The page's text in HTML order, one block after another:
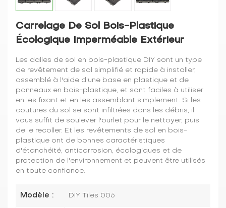
Carrelage De Sol Bois-Plastique
Écologique Imperméable Extérieur
Les dalles de sol en bois-plastique DIY sont un type
de revêtement de sol simplifié et rapide à installer,
assemblé à l'aide d'une base en plastique et de
panneaux en bois-plastique, et sont faciles à utiliser
en les fixant et en les assemblant simplement. Si les
coutures du sol se sont infiltrées dans les débris, il
vous suffit de soulever l'ourlet pour le nettoyer, puis
de le recoller. Et les revêtements de sol en bois-
plastique ont de bonnes caractéristiques
d'étanchéité, anticorrosion, écologiques et de
protection de l'environnement et peuvent être utilisés
en toute confiance.
Modèle : DIY Tiles 006